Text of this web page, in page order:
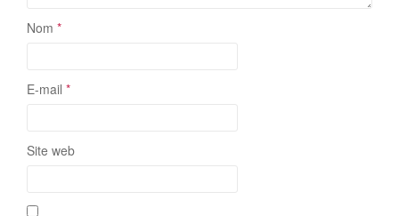
Nom *
E-mail *
Site web